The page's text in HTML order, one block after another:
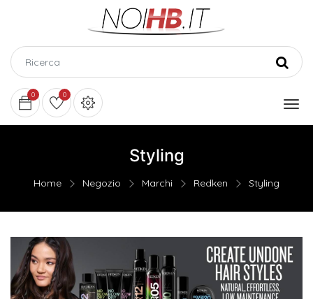
0 0
Styling
Home Negozio Marchi Redken Styling